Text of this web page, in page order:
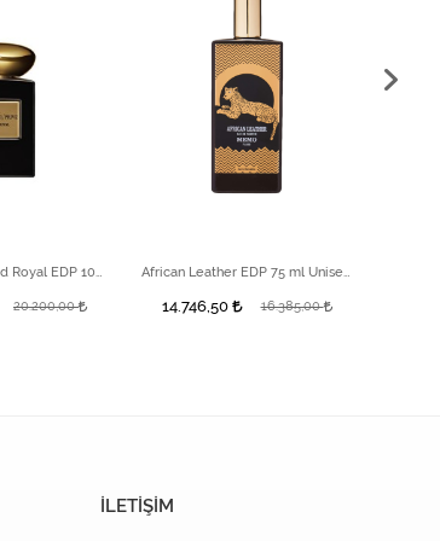
20.200,00 14.746,50 16.385,00
İLETİŞİM